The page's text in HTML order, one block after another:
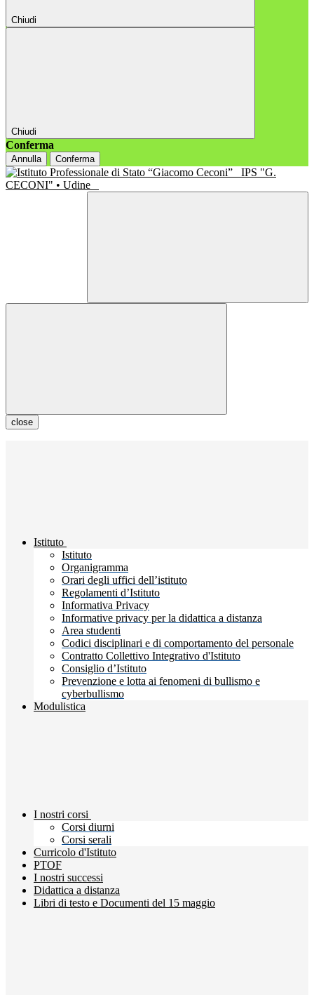
Chiudi
Chiudi
Conferma
Annulla Conferma
IPS "G.
CECONI" • Udine
close
Istituto
Istituto
Organigramma
Orari degli uffici dell’istituto
Regolamenti d’Istituto
Informativa Privacy
Informative privacy per la didattica a distanza
Area studenti
Codici disciplinari e di comportamento del personale
Contratto Collettivo Integrativo d'Istituto
Consiglio d’Istituto
Prevenzione e lotta ai fenomeni di bullismo e
cyberbullismo
Modulistica
I nostri corsi
Corsi diurni
Corsi serali
Curricolo d'Istituto
PTOF
I nostri successi
Didattica a distanza
Libri di testo e Documenti del 15 maggio